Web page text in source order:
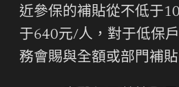
近參保的補貼從不低于
于640元/人，對于低保
務會賜與全額或部門補貼